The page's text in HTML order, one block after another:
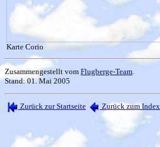
Karte Corio
Zusammengestellt vom Flugberge-Team.
Stand: 01. Mai 2005
Zurück zur Startseite Zurück zum Index